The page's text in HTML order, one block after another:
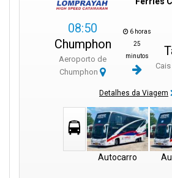
08:50
Chumphon
Aeroporto de
Chumphon
6 horas
25
minutos
Detalhes da Viagem
Autocarro